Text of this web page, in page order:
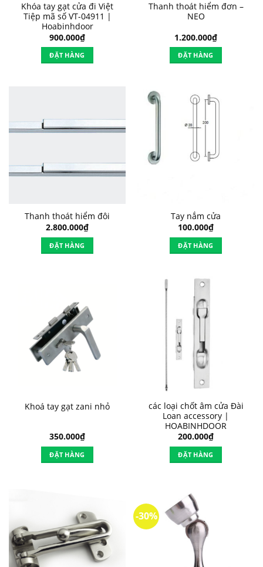
Khóa tay gạt cửa đi Việt
Tiệp mã số VT-04911 |
Hoabinhdoor
900.000₫
ĐẶT HÀNG
Thanh thoát hiểm đơn –
NEO
1.200.000₫
ĐẶT HÀNG
Thanh thoát hiểm đôi
2.800.000₫
ĐẶT HÀNG
Tay nắm cửa
100.000₫
ĐẶT HÀNG
Khoá tay gạt zani nhỏ
350.000₫
ĐẶT HÀNG
các loại chốt âm cửa Đài
Loan accessory |
HOABINHDOOR
200.000₫
ĐẶT HÀNG
-30%